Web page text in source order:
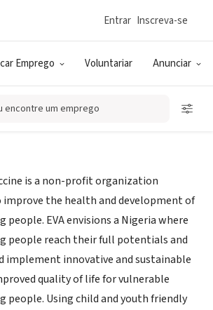
Emprego Voluntariar Anunciar
Entrar Inscreva-se
encontre um emprego
a Vaccine
is a non-profit organization
improve the health and development of
people. EVA envisions a Nigeria where
people reach their full potentials and
implement innovative and sustainable
quality of life for vulnerable
people. Using child and youth friendly